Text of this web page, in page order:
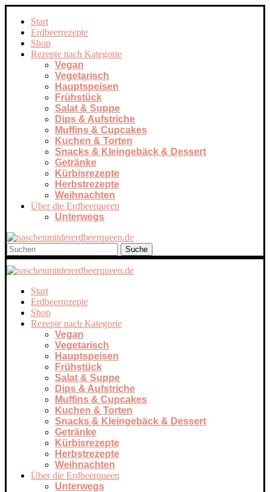
Start
Erdbeerrezepte
Shop
Rezepte nach Kategorie
Vegan
Vegetarisch
Hauptspeisen
Frühstück
Salat & Suppe
Dips & Aufstriche
Muffins & Cupcakes
Kuchen & Torten
Snacks & Kleingebäck & Dessert
Getränke
Kürbisrezepte
Herbstrezepte
Weihnachten
Über die Erdbeerqueen
Unterwegs
Suche
Start
Erdbeerrezepte
Shop
Rezepte nach Kategorie
Vegan
Vegetarisch
Hauptspeisen
Frühstück
Salat & Suppe
Dips & Aufstriche
Muffins & Cupcakes
Kuchen & Torten
Snacks & Kleingebäck & Dessert
Getränke
Kürbisrezepte
Herbstrezepte
Weihnachten
Über die Erdbeerqueen
Unterwegs